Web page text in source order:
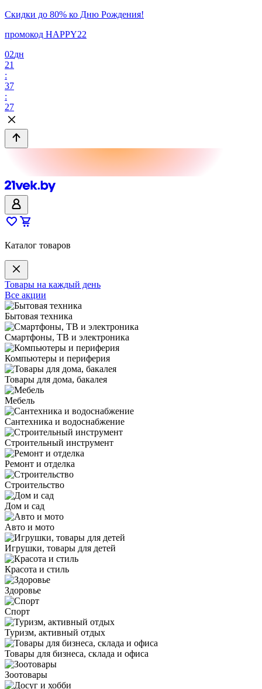
Скидки до 80% ко Дню Рождения!
промокод HAPPY22
02дн
21
:
37
:
27
Каталог товаров
Товары на каждый день
Все акции
Бытовая техника
Смартфоны, ТВ и электроника
Компьютеры и периферия
Товары для дома, бакалея
Мебель
Сантехника и водоснабжение
Строительный инструмент
Ремонт и отделка
Строительство
Дом и сад
Авто и мото
Игрушки, товары для детей
Красота и стиль
Здоровье
Спорт
Туризм, активный отдых
Товары для бизнеса, склада и офиса
Зоотовары